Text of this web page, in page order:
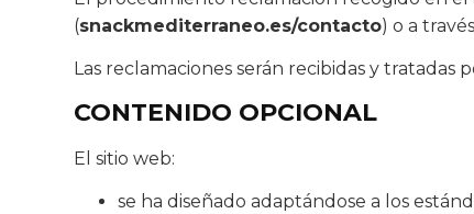
(snackmediterraneo.es/contacto) o a
Las reclamaciones serán recibidas y tratadas
CONTENIDO OPCIONAL
El sitio web:
se ha diseñado adaptándose a los